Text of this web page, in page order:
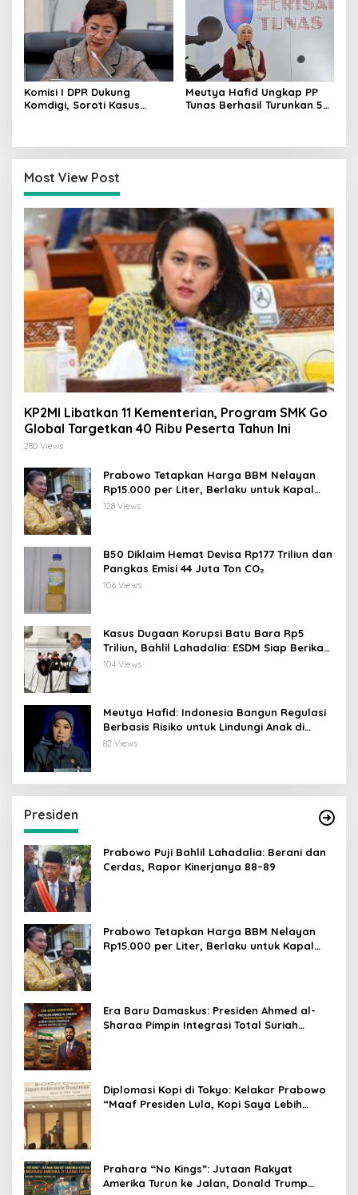
Komisi I DPR Dukung
Komdigi, Soroti Kasus
Meutya Hafid Ungkap PP
Tunas Berhasil Turunkan 5
Most View Post
KP2MI Libatkan 11 Kementerian, Program SMK Go
Global Targetkan 40 Ribu Peserta Tahun Ini
280 Views
Prabowo Tetapkan Harga BBM Nelayan
Rp15.000 per Liter, Berlaku untuk Kapal
30-200 GT
128 Views
B50 Diklaim Hemat Devisa Rp177 Triliun dan
Pangkas Emisi 44 Juta Ton CO₂
106 Views
Kasus Dugaan Korupsi Batu Bara Rp5
Triliun, Bahlil Lahadalia: ESDM Siap Berikan
Data
104 Views
Meutya Hafid: Indonesia Bangun Regulasi
Berbasis Risiko untuk Lindungi Anak di
Dunia Digital
82 Views
Presiden
Prabowo Puji Bahlil Lahadalia: Berani dan
Cerdas, Rapor Kinerjanya 88–89
Prabowo Tetapkan Harga BBM Nelayan
Rp15.000 per Liter, Berlaku untuk Kapal
Era Baru Damaskus: Presiden Ahmed al-
Sharaa Pimpin Integrasi Total Suriah
Diplomasi Kopi di Tokyo: Kelakar Prabowo
“Maaf Presiden Lula, Kopi Saya Lebih
Prahara “No Kings”: Jutaan Rakyat
Amerika Turun ke Jalan, Donald Trump